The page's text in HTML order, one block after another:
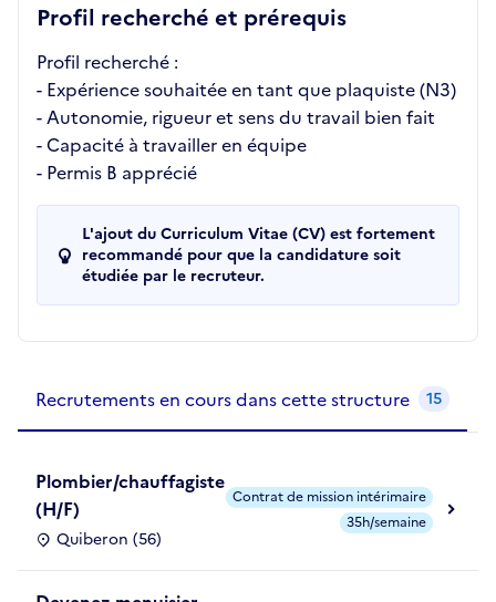
Profil recherché et prérequis
Profil recherché :
- Expérience souhaitée en tant que plaquiste (N3)
- Autonomie, rigueur et sens du travail bien fait
- Capacité à travailler en équipe
- Permis B apprécié
L'ajout du Curriculum Vitae (CV) est fortement
recommandé pour que la candidature soit
étudiée par le recruteur.
Recrutements en cours dans cette structure 15
Plombier/chauffagiste
(H/F)
Quiberon (56)
Contrat de mission intérimaire
35h/semaine